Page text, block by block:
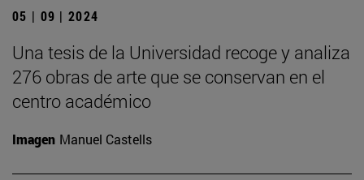
05 | 09 | 2024
Una tesis de la Universidad recoge y analiza
276 obras de arte que se conservan en el
centro académico
Imagen Manuel Castells